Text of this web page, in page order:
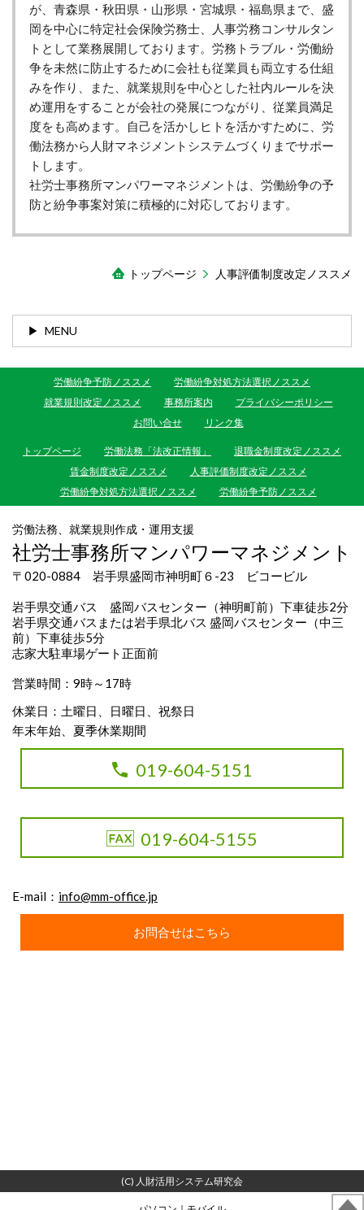
が、青森県・秋田県・山形県・宮城県・福島県まで、盛
岡を中心に特定社会保険労務士、人事労務コンサルタン
トとして業務展開しております。労務トラブル・労働紛
争を未然に防止するために会社も従業員も両立する仕組
みを作り、また、就業規則を中心とした社内ルールを決
め運用をすることが会社の発展につながり、従業員満足
度をも高めます。自己を活かしヒトを活かすために、労
働法務から人財マネジメントシステムづくりまでサポー
トします。
社労士事務所マンパワーマネジメントは、労働紛争の予
防と紛争事案対策に積極的に対応しております。
トップページ 人事評価制度改定ノススメ
MENU
労働紛争予防ノススメ
労働紛争対処方法選択ノススメ
就業規則改定ノススメ
事務所案内
プライバシーポリシー
お問い合せ
リンク集
トップページ 労働法務「法改正情報」
退職金制度改定ノススメ
賃金制度改定ノススメ
人事評価制度改定ノススメ
労働紛争対処方法選択ノススメ
労働紛争予防ノススメ
労働法務、就業規則作成・運用支援
社労士事務所マンパワーマネジメント
〒020-0884 岩手県盛岡市神明町６-23 ビコービル
岩手県交通バス 盛岡バスセンター（神明町前）下車徒歩2分
岩手県交通バスまたは岩手県北バス 盛岡バスセンター（中三
前）下車徒歩5分
志家大駐車場ゲート正面前
営業時間：9時～17時
休業日：土曜日、日曜日、祝祭日
年末年始、夏季休業期間
019-604-5151
019-604-5155
E-mail： info@mm-office.jp
お問合せはこちら
(C) 人財活用システム研究会